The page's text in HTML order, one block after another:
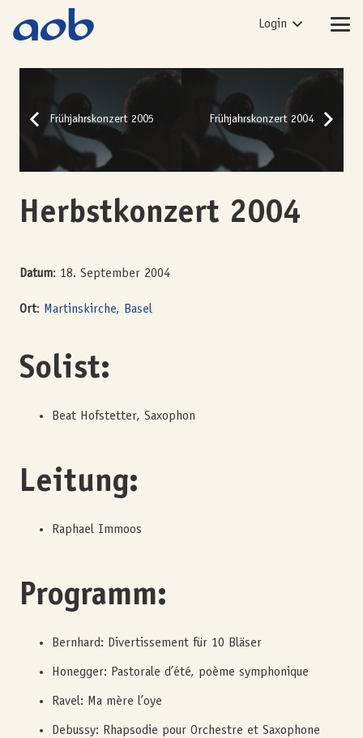
Login
Frühjahrskonzert 2005 Frühjahrskonzert 2004
Herbstkonzert 2004
Datum: 18. September 2004
Ort: Martinskirche, Basel
Solist:
Beat Hofstetter, Saxophon
Leitung:
Raphael Immoos
Programm:
Bernhard: Divertissement für 10 Bläser
Honegger: Pastorale d’été, poème symphonique
Ravel: Ma mère l’oye
Debussy: Rhapsodie pour Orchestre et Saxophone